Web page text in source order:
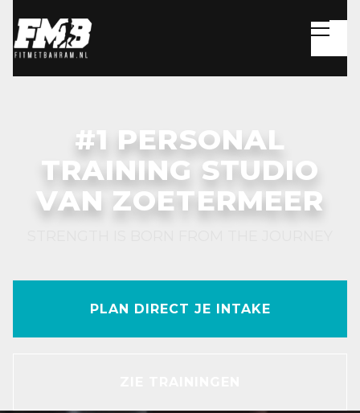
#1 PERSONAL
TRAINING STUDIO
VAN ZOETERMEER
PLAN DIRECT JE INTAKE